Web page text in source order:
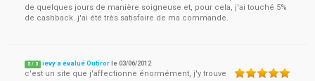
de quelques jours de manière soigneuse et, pour cela, j'ai touché 5%
de cashback. j'ai été très satisfaire de ma commande.
5 / 5 ievy a évalué Outiror le03/06/2012
c'est un site que j'affectionne énormément, j'y trouve